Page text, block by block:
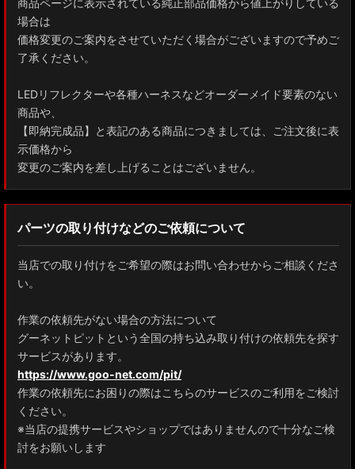
場合は
価格変更のご案内をさせていただく場合がございますので予めご
了承ください。
LEDリフレクターや各種ハーネスなどオーダーメイド要素のない
商品や、
【即納完成品】と表記のある商品につきましては、ご注文後に表
示価格から
変更のご案内を差し上げることはございません。
パーツの取り付けなどのご依頼について
当店での取り付けをご希望の際はお問い合わせからご相談くださ
い。
作業の依頼先がない場合の方法について
グーネットピットという全国の持ち込み取り付けの依頼先を探す
サービスがあります。
https://www.goo-net.com/pit/
作業の依頼先にお困りの際はこちらのサービスのご利用をご検討
ください。
※当店の提携サービスやショップではありませんので十分なご検
討をお願いします